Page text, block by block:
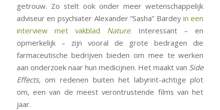
getrouw. Zo stelt ook onder meer wetenschappelijk
adviseur en psychiater Alexander “Sasha” Bardey in een
interview met vakblad Nature. Interessant – en
opmerkelijk – zijn vooral de grote bedragen die
farmaceutische bedrijven bieden om mee te werken
aan onderzoek naar hun medicijnen. Het maakt van Side
Effects,om redenen buiten het labyrint-achtige plot
om, een van de meest verontrustende films van het
jaar.